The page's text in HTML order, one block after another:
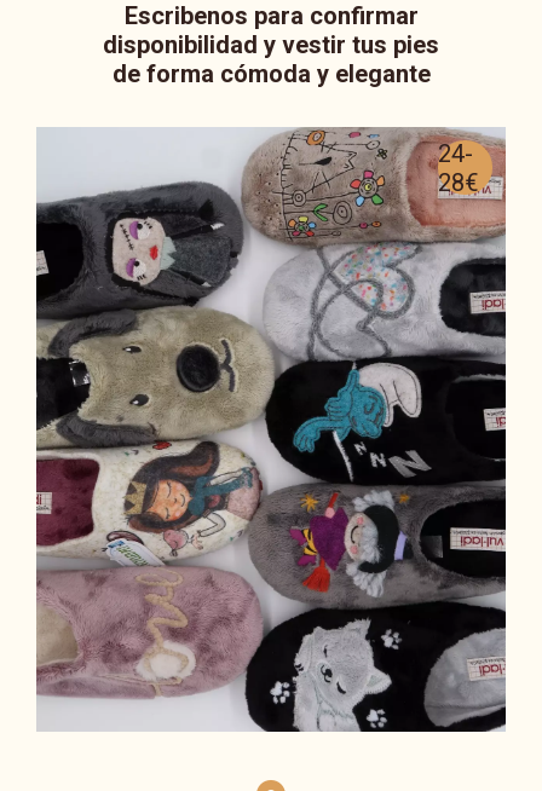
Escribenos para confirmar
disponibilidad y vestir tus pies
de forma cómoda y elegante
24-
28€